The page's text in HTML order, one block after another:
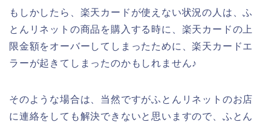
もしかしたら、楽天カードが使えない状況の人は、ふ
とんリネットの商品を購入する時に、楽天カードの上
限金額をオーバーしてしまったために、楽天カードエ
ラーが起きてしまったのかもしれません♪
そのような場合は、当然ですがふとんリネットのお店
に連絡をしても解決できないと思いますので、ふとん